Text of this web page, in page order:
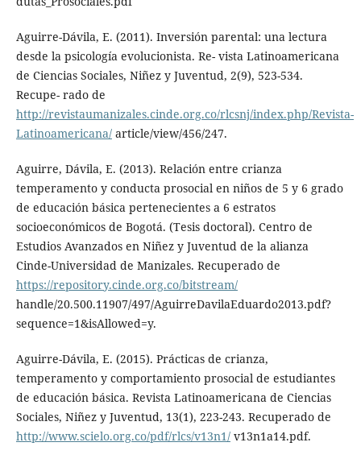
Aguirre-Dávila, E. (2011). Inversión parental: una lectura
desde la psicología evolucionista. Re- vista Latinoamericana
de Ciencias Sociales, Niñez y Juventud, 2(9), 523-534.
Recupe- rado de
http://revistaumanizales.cinde.org.co/rlcsnj/index.php/Revista-
Latinoamericana/article/view/456/247.
Aguirre, Dávila, E. (2013). Relación entre crianza
temperamento y conducta prosocial en niños de 5 y 6 grado
de educación básica pertenecientes a 6 estratos
socioeconómicos de Bogotá. (Tesis doctoral). Centro de
Estudios Avanzados en Niñez y Juventud de la alianza
Cinde-Universidad de Manizales. Recuperado de
https://repository.cinde.org.co/bitstream/
handle/20.500.11907/497/AguirreDavilaEduardo2013.pdf?
sequence=1&isAllowed=y.
Aguirre-Dávila, E. (2015). Prácticas de crianza,
temperamento y comportamiento prosocial de estudiantes
de educación básica. Revista Latinoamericana de Ciencias
Sociales, Niñez y Juventud, 13(1), 223-243. Recuperado de
http://www.scielo.org.co/pdf/rlcs/v13n1/v13n1a14.pdf.